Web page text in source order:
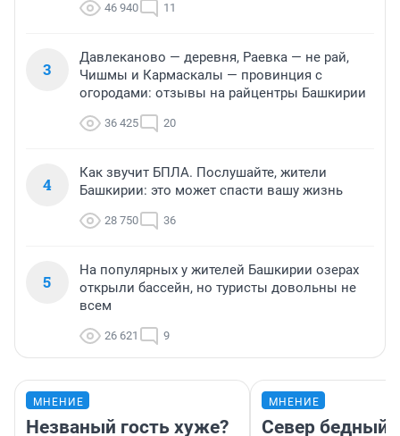
46 940 11
3
Давлеканово — деревня, Раевка — не рай,
Чишмы и Кармаскалы — провинция с
огородами: отзывы на райцентры Башкирии
36 425 20
4
Как звучит БПЛА. Послушайте, жители
Башкирии: это может спасти вашу жизнь
28 750 36
5
На популярных у жителей Башкирии озерах
открыли бассейн, но туристы довольны не
всем
26 621 9
МНЕНИЕ
Незваный гость хуже?
МНЕНИЕ
Север бедный,